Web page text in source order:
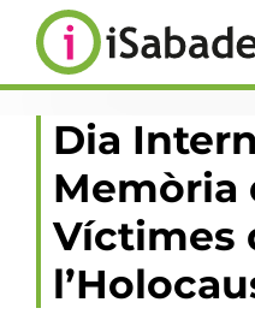
Dia
Memòria
Víctimes